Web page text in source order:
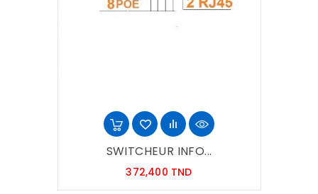
SWITCHEUR INFO...
372,400 TNDPrix